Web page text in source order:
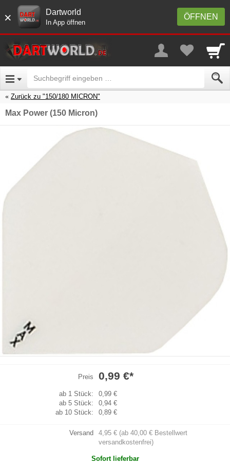
× ÖFFNEN
Dartworld
In App öffnen
Zurück zu "150/180 MICRON"
Max Power (150 Micron)
Preis 0,99 €*
ab 1 Stück:
0,99 €
ab 5 Stück:
0,94 €
ab 10 Stück:
0,89 €
Versand
4,95 € (ab 40,00 € Bestellwert
versandkostenfrei)
Sofort lieferbar